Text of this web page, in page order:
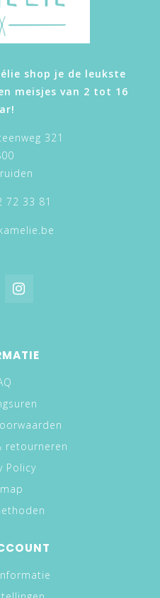
shop je de leukste
meisjes van 2 tot 16
321
72 33 81
retourneren
Policy